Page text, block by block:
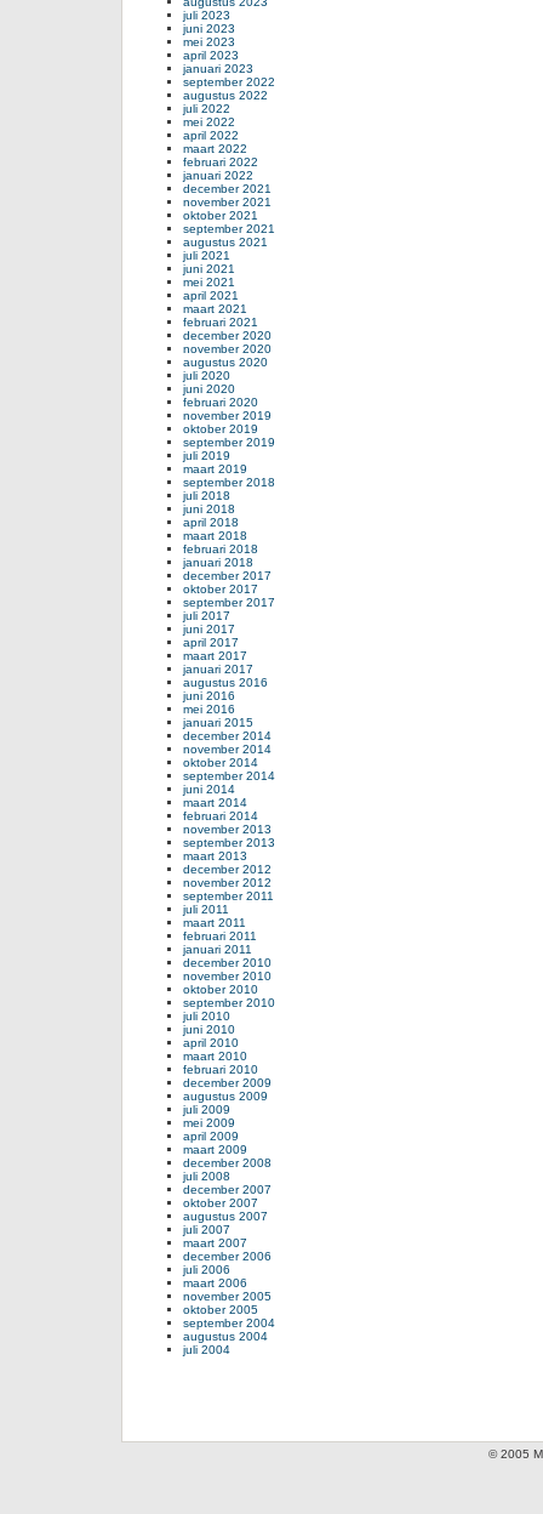
juli 2023
juni 2023
mei 2023
april 2023
januari 2023
september 2022
augustus 2022
juli 2022
mei 2022
april 2022
maart 2022
februari 2022
januari 2022
december 2021
november 2021
oktober 2021
september 2021
augustus 2021
juli 2021
juni 2021
mei 2021
april 2021
maart 2021
februari 2021
december 2020
november 2020
augustus 2020
juli 2020
juni 2020
februari 2020
november 2019
oktober 2019
september 2019
juli 2019
maart 2019
september 2018
juli 2018
juni 2018
april 2018
maart 2018
februari 2018
januari 2018
december 2017
oktober 2017
september 2017
juli 2017
juni 2017
april 2017
maart 2017
januari 2017
augustus 2016
juni 2016
mei 2016
januari 2015
december 2014
november 2014
oktober 2014
september 2014
juni 2014
maart 2014
februari 2014
november 2013
september 2013
maart 2013
december 2012
november 2012
september 2011
juli 2011
maart 2011
februari 2011
januari 2011
december 2010
november 2010
oktober 2010
september 2010
juli 2010
juni 2010
april 2010
maart 2010
februari 2010
december 2009
augustus 2009
juli 2009
mei 2009
april 2009
maart 2009
december 2008
juli 2008
december 2007
oktober 2007
augustus 2007
juli 2007
maart 2007
december 2006
juli 2006
maart 2006
november 2005
oktober 2005
september 2004
augustus 2004
juli 2004
© 2005